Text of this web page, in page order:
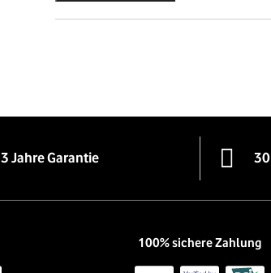
3 Jahre Garantie
100% sichere Zahlung